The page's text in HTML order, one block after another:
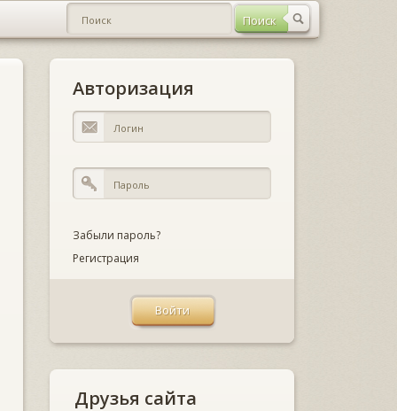
Авторизация
Забыли пароль?
Регистрация
Друзья сайта